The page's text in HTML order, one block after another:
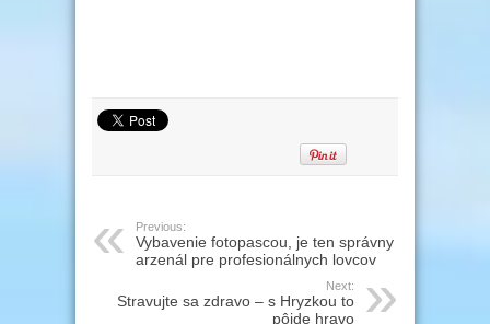
Previous:
Vybavenie fotopascou, je ten správny
arzenál pre profesionálnych lovcov
Next:
Stravujte sa zdravo – s Hryzkou to
pôjde hravo